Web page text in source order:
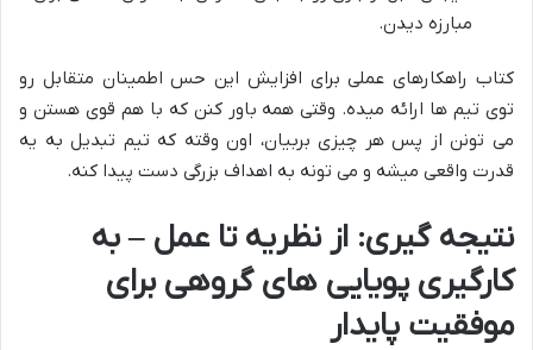
مبارزه دیدن.
کتاب راهکارهای عملی برای افزایش این حس اطمینان متقابل رو
توی تیم ها ارائه میده. وقتی همه باور کنن که با هم قوی هستن و
می تونن از پس هر چیزی بربیان، اون وقته که تیم تبدیل به یه
قدرت واقعی میشه و می تونه به اهداف بزرگی دست پیدا کنه.
نتیجه گیری: از نظریه تا عمل – به
کارگیری پویایی های گروهی برای
موفقیت پایدار